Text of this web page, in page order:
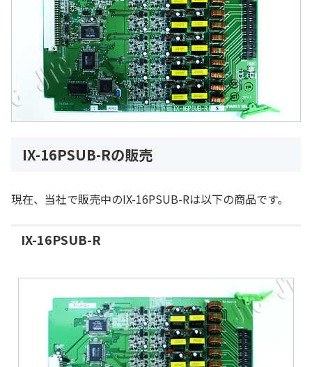
IX-16PSUB-Rの販売
現在、当社で販売中のIX-16PSUB-Rは以下の商品です。
IX-16PSUB-R